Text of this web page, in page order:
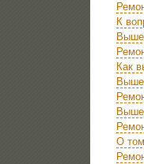
К
Как
О